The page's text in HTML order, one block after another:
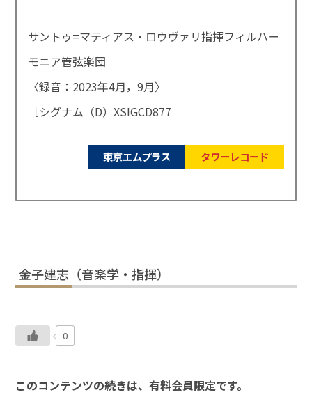
サントゥ=マティアス・ロウヴァリ指揮フィルハー
モニア管弦楽団
〈録音：2023年4月，9月〉
［シグナム（D）XSIGCD877
東京エムプラス タワーレコード
金子建志（音楽学・指揮）
0
このコンテンツの続きは、有料会員限定です。